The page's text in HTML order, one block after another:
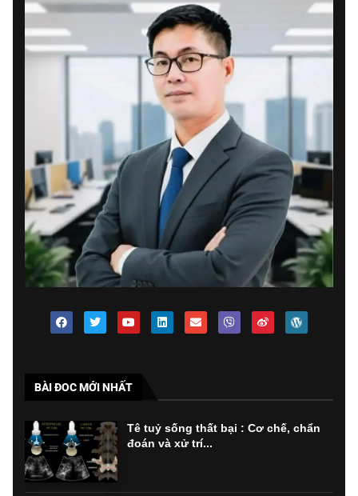
BÀI ĐOC MỚI NHẤT
Tê tuỷ sống thất bại : Cơ chế, chẩn
đoán và xử trí...